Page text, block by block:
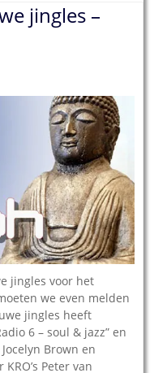
jingles –
jingles voor het
we even melden
jingles heeft
6 – soul & jazz” en
Brown en
Peter van